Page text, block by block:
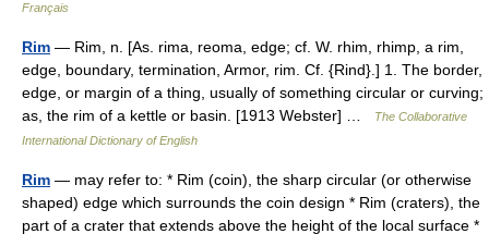
Français
Rim — Rim, n. [As. rima, reoma, edge; cf. W. rhim, rhimp, a rim,
edge, boundary, termination, Armor, rim. Cf. {Rind}.] 1. The border,
edge, or margin of a thing, usually of something circular or curving;
as, the rim of a kettle or basin. [1913 Webster] …
The Collaborative
International Dictionary of English
Rim — may refer to: * Rim (coin), the sharp circular (or otherwise
shaped) edge which surrounds the coin design * Rim (craters), the
part of a crater that extends above the height of the local surface *